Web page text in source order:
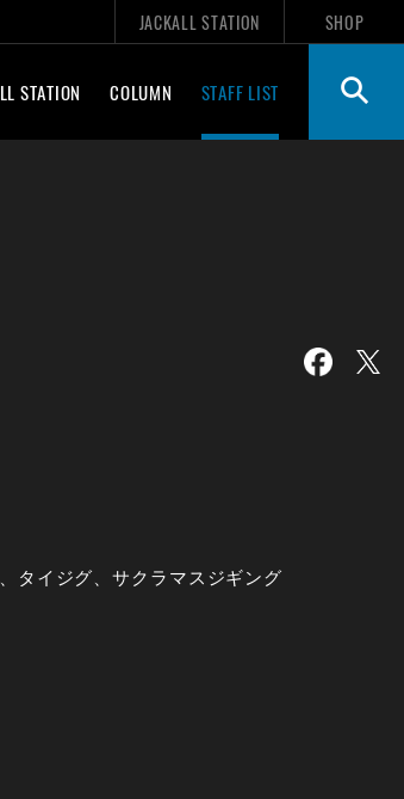
JACKALL STATION SHOP
STATION COLUMN STAFF LIST
タイジグ、サクラマスジギング